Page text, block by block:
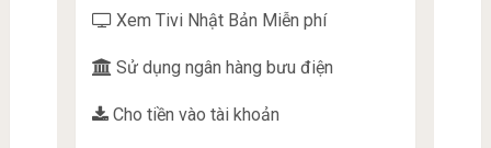
Xem Tivi Nhật Bản Miễn phí
Sử dụng ngân hàng bưu điện
Cho tiền vào tài khoản